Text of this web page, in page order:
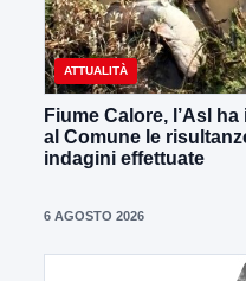
ATTUALITÀ
Fiume Calore, l’Asl
al Comune le
indagini effettuate
6 AGOSTO 2026